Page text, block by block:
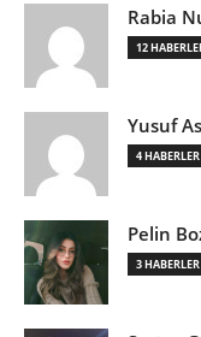
Rabia
12
Yusuf
4 HABERLER
Pelin
3 HABERLER